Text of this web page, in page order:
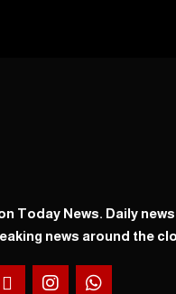
Today News. Daily
news around the